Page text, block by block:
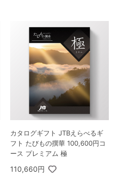
カタログギフト JTBえらべるギ
フト たびもの撰華 100,600円コ
ース プレミアム 極
110,660円